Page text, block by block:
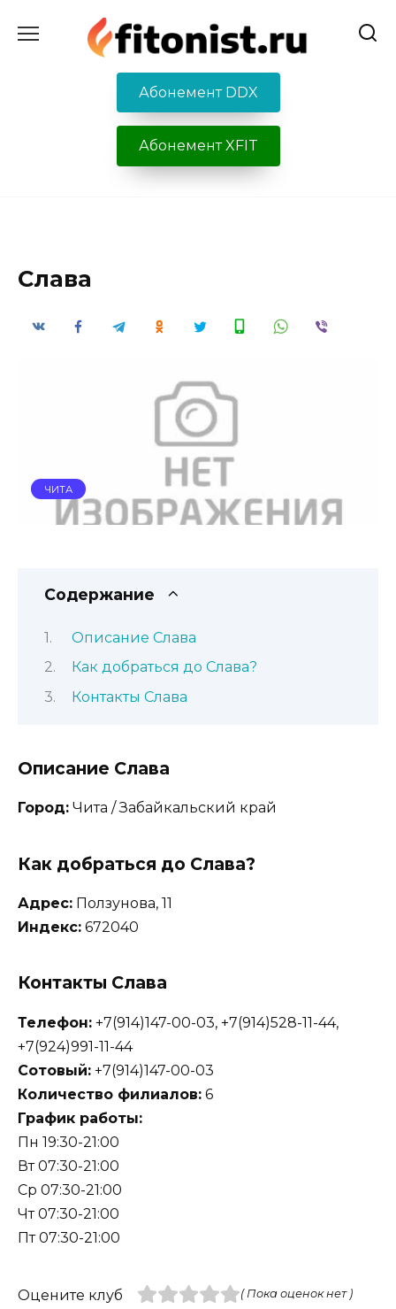
содержанию
Абонемент DDX
Абонемент XFIT
Слава
ЧИТА
Содержание
Описание Слава
Как добраться до Слава?
Контакты Слава
Описание Слава
Город: Чита / Забайкальский край
Как добраться до Слава?
Адрес: Ползунова, 11
Индекс: 672040
Контакты Слава
Телефон: +7(914)147-00-03, +7(914)528-11-44,
+7(924)991-11-44
Сотовый: +7(914)147-00-03
Количество филиалов: 6
График работы:
Пн 19:30-21:00
Вт 07:30-21:00
Ср 07:30-21:00
Чт 07:30-21:00
Пт 07:30-21:00
Оцените клуб ( Пока оценок нет )